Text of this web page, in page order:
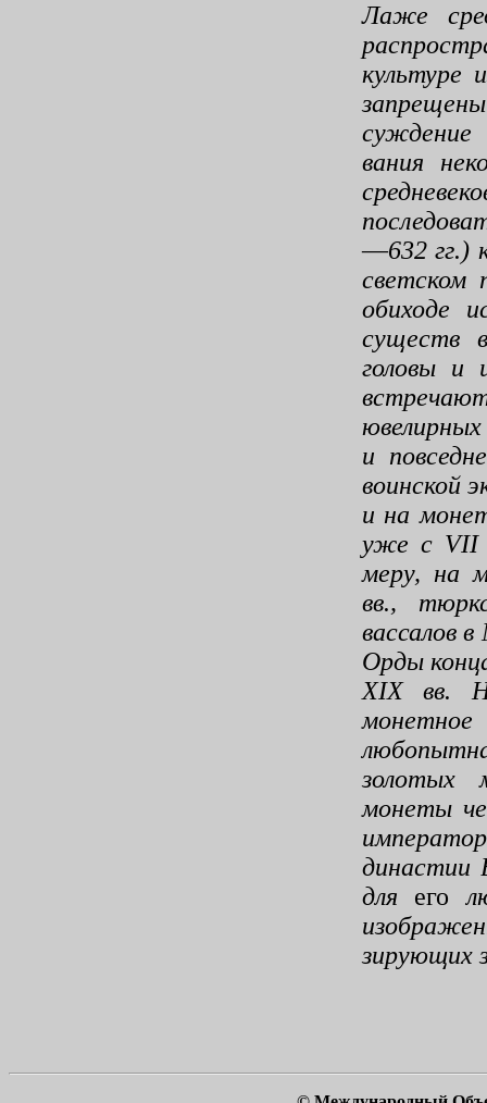
Лаже
культуре
суждение
вания
—632 гг.)
светском
обиходе
существ
головы и
и
воинской
и на
уже с
меру, на
вв.,
вассалов
Орды
XIXвв.
монетное
золотых
монеты
династии
для его
зирующих